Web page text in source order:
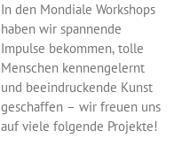
In den Mondiale Workshops
haben wir spannende
Impulse bekommen, tolle
Menschen kennengelernt
und beeindruckende Kunst
geschaffen – wir freuen uns
auf viele folgende Projekte!